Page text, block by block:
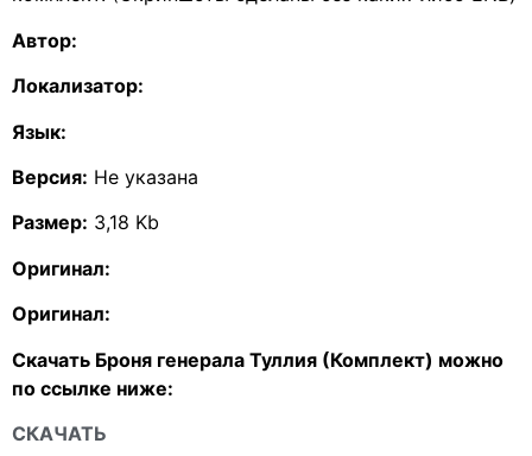
Автор:
Локализатор:
Язык:
Версия: Не указана
Размер: 3,18 Kb
Оригинал:
Оригинал:
Скачать Броня генерала Туллия (Комплект) можно
по ссылке ниже:
СКАЧАТЬ